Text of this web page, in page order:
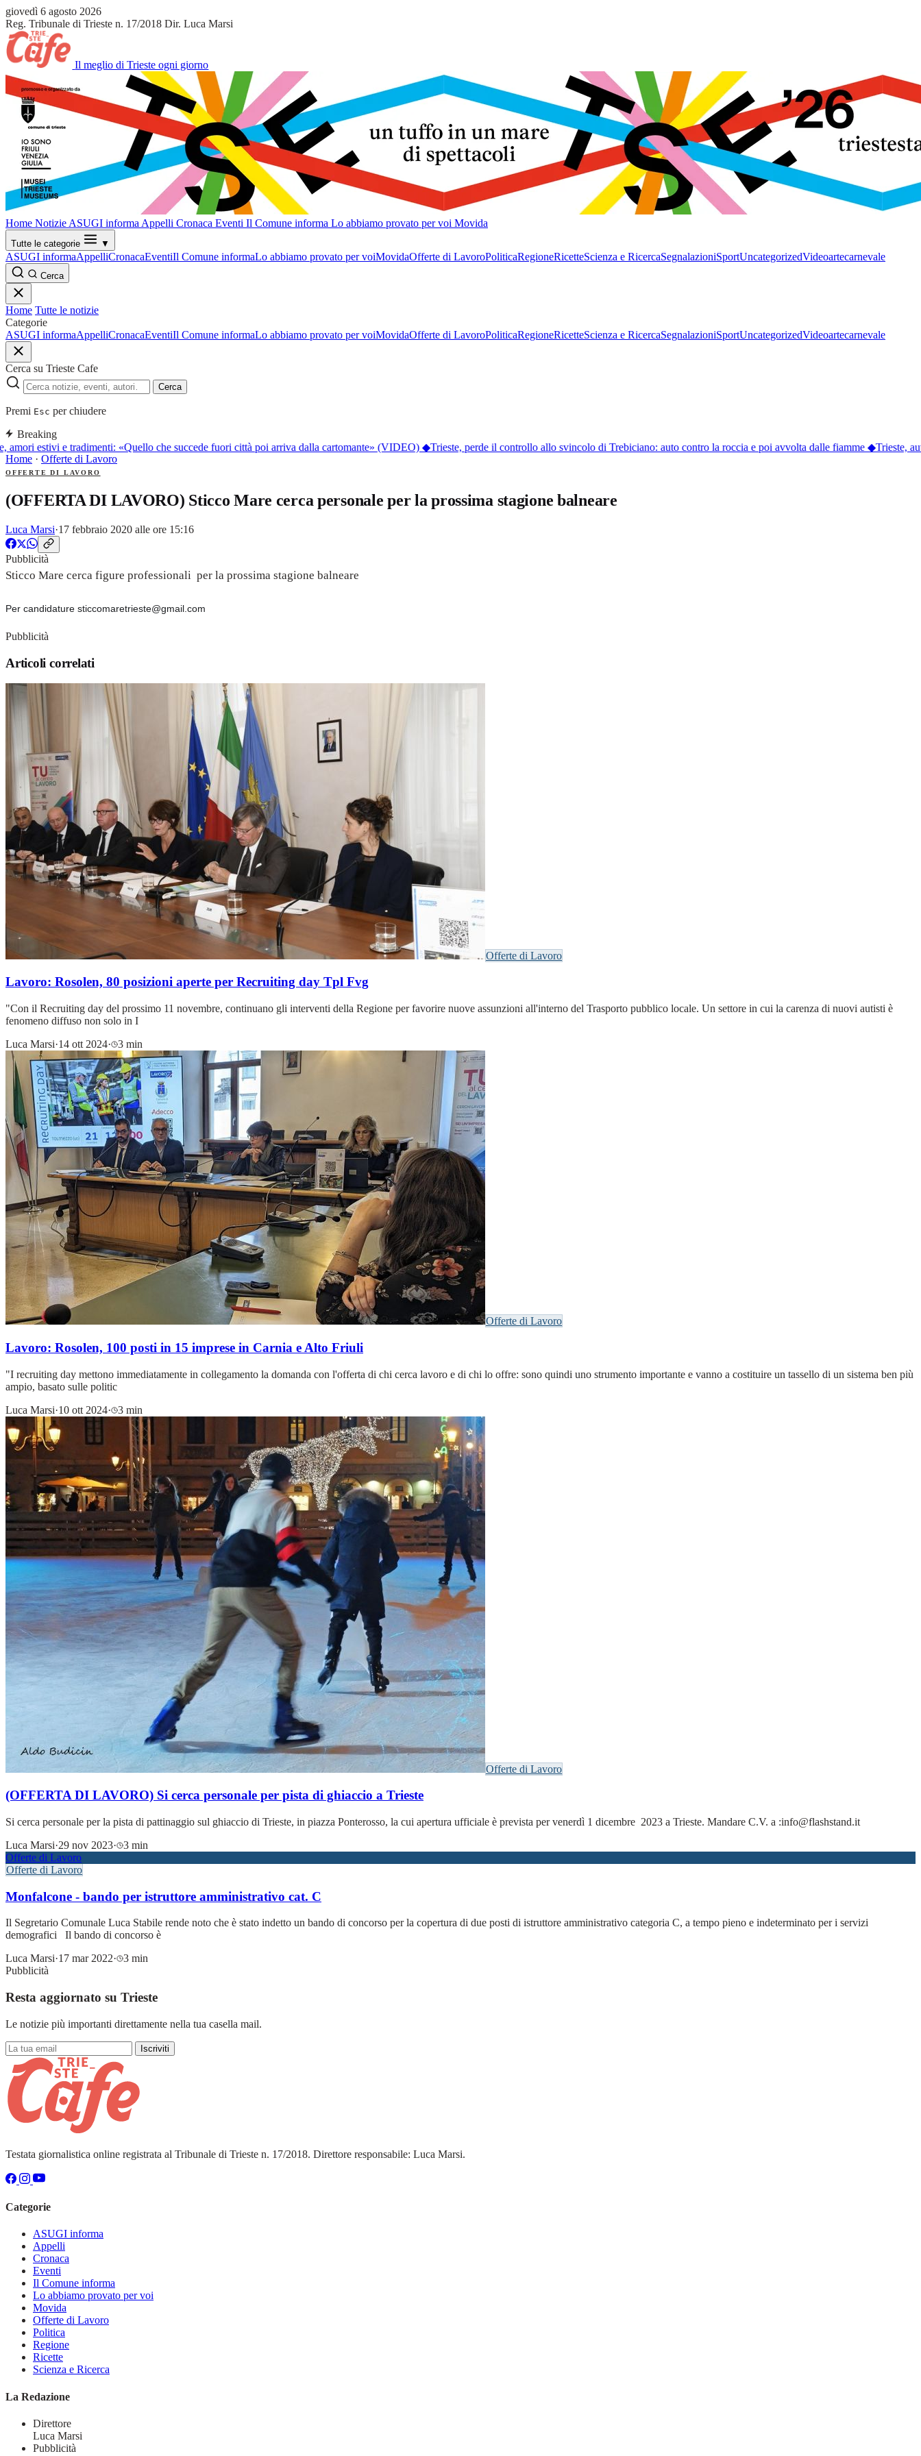
giovedì 6 agosto 2026
Reg. Tribunale di Trieste n. 17/2018 Dir. Luca Marsi
Il meglio di Trieste ogni giorno
Home Notizie ASUGI informa Appelli Cronaca Eventi Il Comune informa Lo abbiamo provato per voi Movida
Tutte le categorie ▼
ASUGI informaAppelliCronacaEventiIl Comune informaLo abbiamo provato per voiMovidaOfferte di LavoroPoliticaRegioneRicetteScienza e RicercaSegnalazioniSportUncategorizedVideoartecarnevale
Cerca
Home Tutte le notizie
Categorie
ASUGI informaAppelliCronacaEventiIl Comune informaLo abbiamo provato per voiMovidaOfferte di LavoroPoliticaRegioneRicetteScienza e RicercaSegnalazioniSportUncategorizedVideoartecarnevale
Cerca su Trieste Cafe
Cerca
Premi Esc per chiudere
Breaking
amori estivi e tradimenti: «Quello che succede fuori città poi arriva dalla cartomante» (VIDEO)◆Trieste, perde il controllo allo svincolo di Trebiciano: auto contro la roccia e poi avvolta dalle fiamme◆Trieste,
Home · Offerte di Lavoro
OFFERTE DI LAVORO
(OFFERTA DI LAVORO) Sticco Mare cerca personale per la prossima stagione balneare
Luca Marsi·17 febbraio 2020 alle ore 15:16
Pubblicità
Sticco Mare cerca figure professionali per la prossima stagione balneare
Per candidature sticcomaretrieste@gmail.com
Pubblicità
Articoli correlati
Offerte di Lavoro
Lavoro: Rosolen, 80 posizioni aperte per Recruiting day Tpl Fvg
"Con il Recruiting day del prossimo 11 novembre, continuano gli interventi della Regione per favorire nuove assunzioni all'interno del Trasporto pubblico locale. Un settore in cui la carenza di nuovi autisti è
fenomeno diffuso non solo in I
Luca Marsi·14 ott 2024· 3 min
Offerte di Lavoro
Lavoro: Rosolen, 100 posti in 15 imprese in Carnia e Alto Friuli
"I recruiting day mettono immediatamente in collegamento la domanda con l'offerta di chi cerca lavoro e di chi lo offre: sono quindi uno strumento importante e vanno a costituire un tassello di un sistema ben più
ampio, basato sulle politic
Luca Marsi·10 ott 2024· 3 min
Offerte di Lavoro
(OFFERTA DI LAVORO) Si cerca personale per pista di ghiaccio a Trieste
Si cerca personale per la pista di pattinaggio sul ghiaccio di Trieste, in piazza Ponterosso, la cui apertura ufficiale è prevista per venerdì 1 dicembre 2023 a Trieste. Mandare C.V. a :info@flashstand.it
Luca Marsi·29 nov 2023·
3 min
Offerte di Lavoro
Offerte di Lavoro
Monfalcone - bando per istruttore amministrativo cat. C
Il Segretario Comunale Luca Stabile rende noto che è stato indetto un bando di concorso per la copertura di due posti di istruttore amministrativo categoria C, a tempo pieno e indeterminato per i servizi
demografici Il bando di concorso è
Luca Marsi·17 mar 2022·
3 min
Pubblicità
Resta aggiornato su Trieste
Le notizie più importanti direttamente nella tua casella mail.
Iscriviti
Testata giornalistica online registrata al Tribunale di Trieste n. 17/2018. Direttore responsabile: Luca Marsi.
Categorie
ASUGI informa
Appelli
Cronaca
Eventi
Il Comune informa
Lo abbiamo provato per voi
Movida
Offerte di Lavoro
Politica
Regione
Ricette
Scienza e Ricerca
La Redazione
Direttore
Luca Marsi
Pubblicità